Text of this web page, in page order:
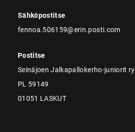
Sähköpostitse
fennoa.506159@erin.posti.com
Postitse
Seinäjoen Jalkapallokerho-juniorit ry
PL 59149
01051 LASKUT